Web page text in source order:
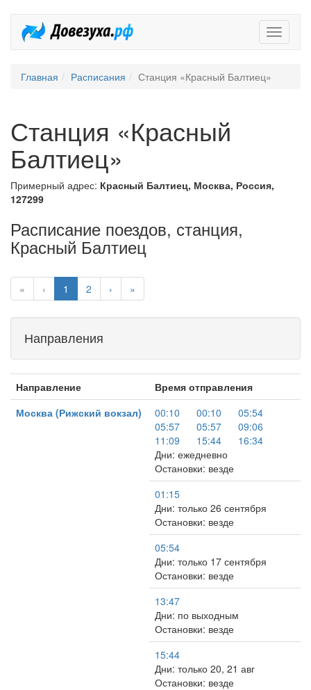
Главная Расписания Станция «Красный Балтиец»
Станция «Красный
Балтиец»
Примерный адрес: Красный Балтиец, Москва, Россия,
127299
Расписание поездов, станция,
Красный Балтиец
« ‹ 1 2 › »
Направления
Направление
Время отправления
Москва (Рижский вокзал)
00:10 00:10
05:54
05:57
05:57
09:06
11:09
15:44
16:34
Дни: ежедневно
Остановки: везде
01:15
Дни: только 26 сентября
Остановки: везде
05:54
Дни: только 17 сентября
Остановки: везде
13:47
Дни: по выходным
Остановки: везде
15:44
Дни: только 20, 21 авг
Остановки: везде